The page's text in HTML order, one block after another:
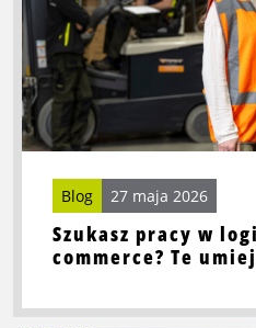
Szukasz pracy w
commerce? Te
Blog 27 maja 2026
w
logistyce
e-
commerce?
Te
umiejętności
ważne.